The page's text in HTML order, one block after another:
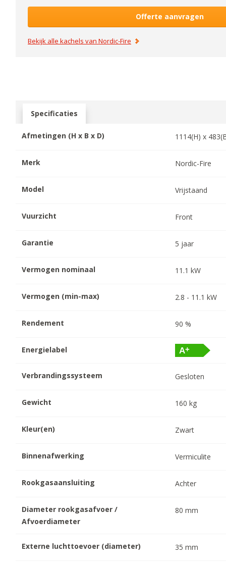
Offerte aanvragen
Bekijk alle kachels vanNordic-Fire
Specificaties
Afmetingen (H x B x D) 1114(H) x 483
Merk Nordic-Fire
Model Vrijstaand
Vuurzicht Front
Garantie 5 jaar
Vermogen nominaal 11.1 kW
Vermogen (min-max) 2.8 - 11.1 kW
Rendement 90 %
Energielabel
Verbrandingssysteem Gesloten
Gewicht 160 kg
Kleur(en) Zwart
Binnenafwerking Vermiculite
Rookgasaansluiting Achter
Diameter rookgasafvoer /
Afvoerdiameter
80 mm
Externe luchttoevoer (diameter) 35 mm